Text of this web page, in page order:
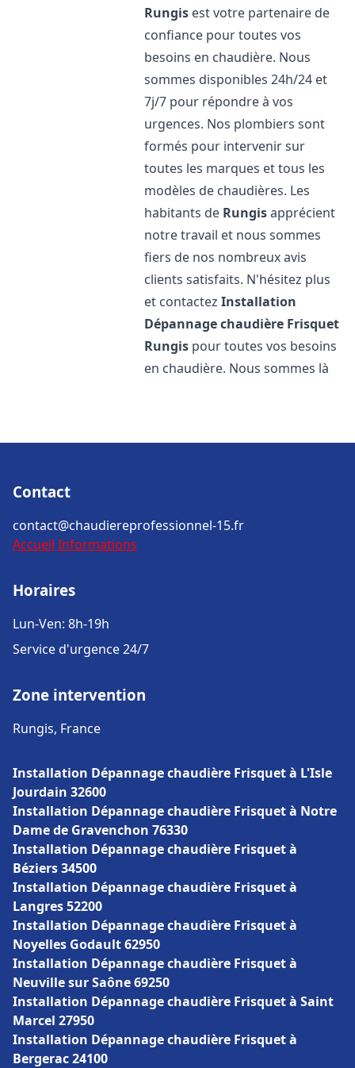
Rungis est votre partenaire de
confiance pour toutes vos
besoins en chaudière. Nous
sommes disponibles 24h/24 et
7j/7 pour répondre à vos
urgences. Nos plombiers sont
formés pour intervenir sur
toutes les marques et tous les
modèles de chaudières. Les
habitants de Rungisapprécient
notre travail et nous sommes
fiers de nos nombreux avis
clients satisfaits. N'hésitez plus
et contactezInstallation
Dépannage chaudière Frisquet
Rungis pour toutes vos besoins
en chaudière. Nous sommes là
Contact
contact@chaudiereprofessionnel-15.fr
Accueil Informations
Horaires
Lun-Ven: 8h-19h
Service d'urgence 24/7
Zone intervention
Rungis, France
Installation Dépannage chaudière Frisquet à L'Isle
Jourdain 32600
Installation Dépannage chaudière Frisquet à Notre
Dame de Gravenchon 76330
Installation Dépannage chaudière Frisquet à
Béziers 34500
Installation Dépannage chaudière Frisquet à
Langres 52200
Installation Dépannage chaudière Frisquet à
Noyelles Godault 62950
Installation Dépannage chaudière Frisquet à
Neuville sur Saône 69250
Installation Dépannage chaudière Frisquet à Saint
Marcel 27950
Installation Dépannage chaudière Frisquet à
Bergerac 24100